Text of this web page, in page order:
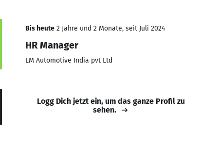
Bis heute 2 Jahre und 2 Monate, seit Juli 2024
HR Manager
LM Automotive India pvt Ltd
Logg Dich jetzt ein, um das ganze Profil zu
sehen.